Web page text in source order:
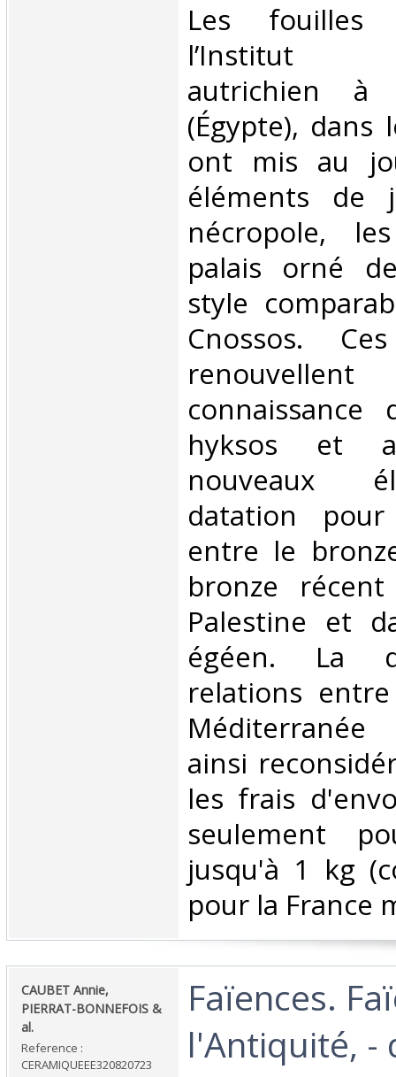
‎Les fouilles
l’Institut
autrichien à
(Égypte),
ont mis au
éléments de
nécropole,
palais orné
style
Cnossos.
hyksos et
nouveaux
datation
entre le
bronze
Palestine et
égéen. La
relations
ainsi
les frais
seulement
jusqu'à 1 kg
pour la France
‎CAUBET Annie,
PIERRAT-BONNEFOIS &
al.‎
Reference :
CERAMIQUEEE320820723
‎Faïences.
l'Antiquité, -